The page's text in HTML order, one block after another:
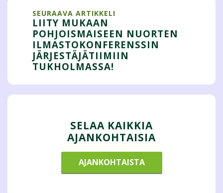
SEURAAVA ARTIKKELI
LIITY MUKAAN
POHJOISMAISEEN NUORTEN
ILMASTOKONFERENSSIN
JÄRJESTÄJÄTIIMIIN
TUKHOLMASSA!
SELAA KAIKKIA
AJANKOHTAISIA
AJANKOHTAISTA